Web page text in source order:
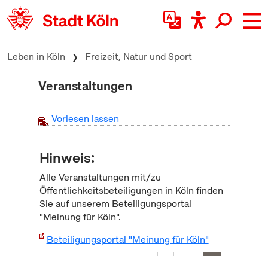
zum Inhalt springen
Leben in Köln Freizeit, Natur und Sport
Veranstaltungen
Vorlesen lassen
Hinweis:
Alle Veranstaltungen mit/zu
Öffentlichkeitsbeteiligungen in Köln finden
Sie auf unserem Beteiligungsportal
"Meinung für Köln".
Beteiligungsportal "Meinung für Köln"